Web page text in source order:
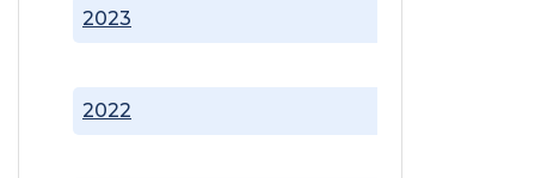
2022
2023